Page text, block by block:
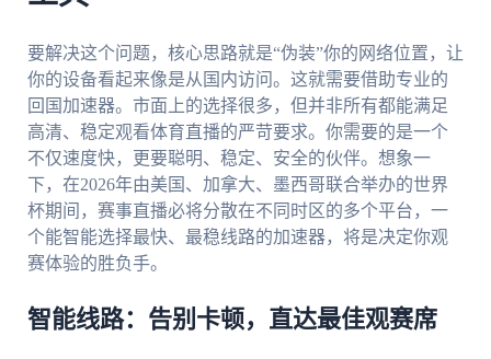
要解决这个问题，核心思路就是“伪装”你的网络位置，让
你的设备看起来像是从国内访问。这就需要借助专业的
回国加速器。市面上的选择很多，但并非所有都能满足
高清、稳定观看体育直播的严苛要求。你需要的是一个
不仅速度快，更要聪明、稳定、安全的伙伴。想象一
下，在2026年由美国、加拿大、墨西哥联合举办的世界
杯期间，赛事直播必将分散在不同时区的多个平台，一
个能智能选择最快、最稳线路的加速器，将是决定你观
赛体验的胜负手。
智能线路：告别卡顿，直达最佳观赛席